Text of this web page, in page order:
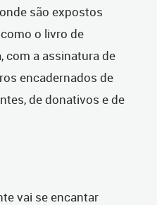
são expostos
o livro de
com a assinatura de
encadernados de
de donativos e de
vai se encantar